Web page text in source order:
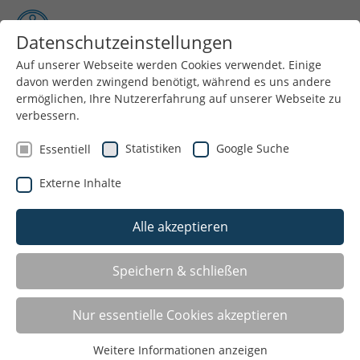
Menü
Schnellzugriff
Bewegungskita Purzelbaum
Luisenrealschule
OGS Brake
Jugendtreff MobySports
Jugendtreff Walde
Jugendtreff 4You
Datenschutzeinstellungen
Auf unserer Webseite werden Cookies verwendet. Einige
davon werden zwingend benötigt, während es uns andere
ermöglichen, Ihre Nutzererfahrung auf unserer Webseite zu
verbessern.
Essentiell Statistiken Google Suche
Externe Inhalte
Alle akzeptieren
Speichern & schließen
Nur essentielle Cookies akzeptieren
Weitere Informationen anzeigen